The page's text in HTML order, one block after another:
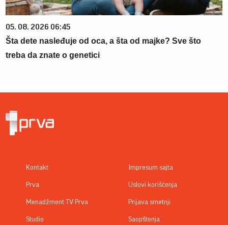
05. 08. 2026 06:45
Šta dete nasleđuje od oca, a šta od majke? Sve što
treba da znate o genetici
Kontakt
Prva
Menadžment TV Prva
Studio
Impresum sajta
Uslovi korišćenja
Prijava smetnji
Saopštenja